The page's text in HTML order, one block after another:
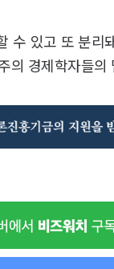
수 있고 또 분리
의 경제학자들의